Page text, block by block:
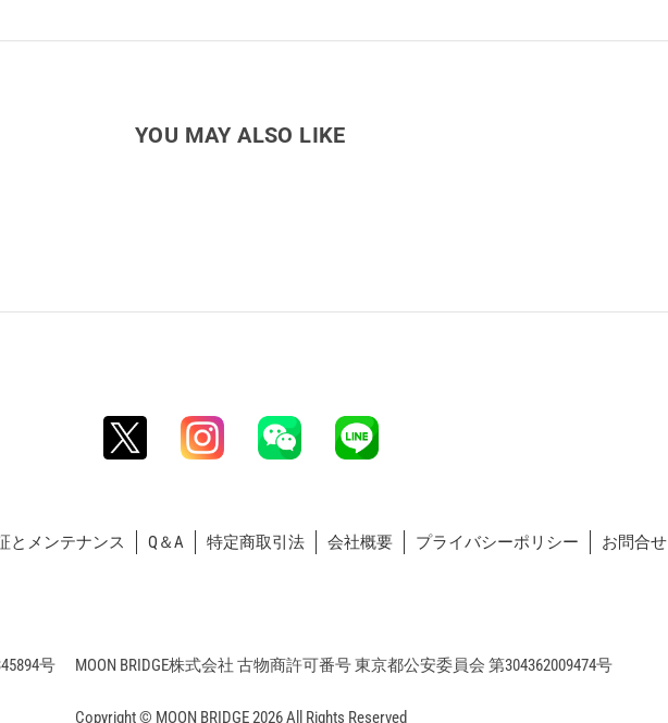
YOU MAY ALSO LIKE
とメンテナンス Q＆A 特定商取引法 会社概要 プライバシーポリシー お問合せ
号 MOON BRIDGE株式会社 古物商許可番号 東京都公安委員会 第304362009474号
Copyright © MOON BRIDGE 2026 All Rights Reserved